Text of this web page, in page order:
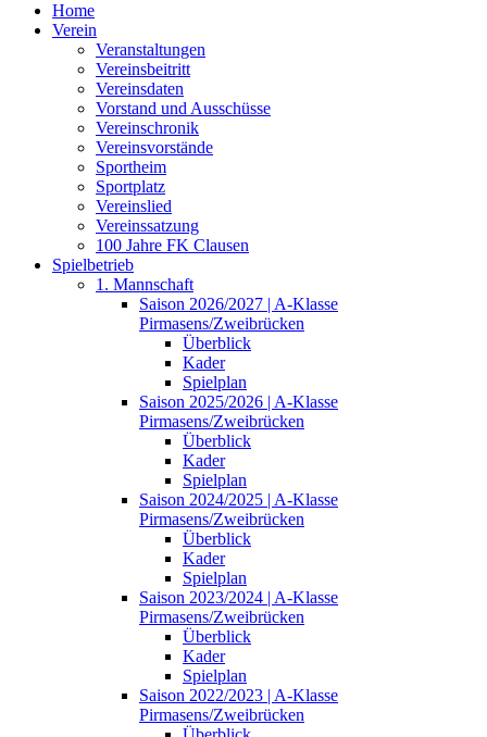
Home
Verein
Veranstaltungen
Vereinsbeitritt
Vereinsdaten
Vorstand und Ausschüsse
Vereinschronik
Vereinsvorstände
Sportheim
Sportplatz
Vereinslied
Vereinssatzung
100 Jahre FK Clausen
Spielbetrieb
1. Mannschaft
Saison 2026/2027 | A-Klasse
Pirmasens/Zweibrücken
Überblick
Kader
Spielplan
Saison 2025/2026 | A-Klasse
Pirmasens/Zweibrücken
Überblick
Kader
Spielplan
Saison 2024/2025 | A-Klasse
Pirmasens/Zweibrücken
Überblick
Kader
Spielplan
Saison 2023/2024 | A-Klasse
Pirmasens/Zweibrücken
Überblick
Kader
Spielplan
Saison 2022/2023 | A-Klasse
Pirmasens/Zweibrücken